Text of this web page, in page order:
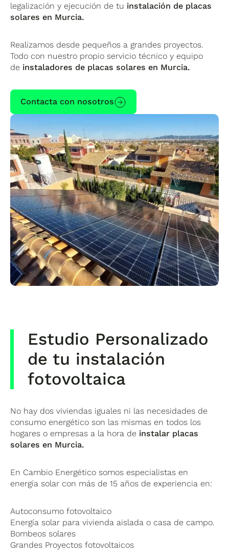
legalización y ejecución de tu instalación de placas
solares en Murcia.
Realizamos desde pequeños a grandes proyectos.
Todo con nuestro propio servicio técnico y equipo
de instaladores de placas solares en Murcia.
Contacta con nosotros
Estudio Personalizado
de tu instalación
fotovoltaica
No hay dos viviendas iguales ni las necesidades de
consumo energético son las mismas en todos los
hogares o empresas a la hora de instalar placas
solares en Murcia.
En Cambio Energético somos especialistas en
energía solar con más de 15 años de experiencia en:
Autoconsumo fotovoltaico
Energía solar para vivienda aislada o casa de campo.
Bombeos solares
Grandes Proyectos fotovoltaicos